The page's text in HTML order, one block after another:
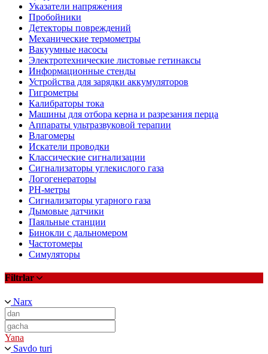
Указатели напряжения
Пробойники
Детекторы повреждений
Механические термометры
Вакуумные насосы
Электротехнические листовые гетинаксы
Информационные стенды
Устройства для зарядки аккумуляторов
Гигрометры
Калибраторы тока
Машины для отбора керна и разрезания перца
Аппараты ультразвуковой терапии
Влагомеры
Искатели проводки
Классические сигнализации
Сигнализаторы углекислого газа
Логогенераторы
PH-метры
Сигнализаторы угарного газа
Дымовые датчики
Паяльные станции
Бинокли с дальномером
Частотомеры
Симуляторы
Filtrlar
Narx
Yana
Savdo turi